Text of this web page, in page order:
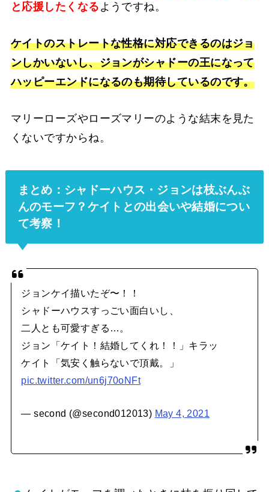
と応援したくなる ようですね。
ケイトのストレートな性格に対応できるのはジョ
ンしかいないし、ジョンがシャドーの王になって
ハッピーエンドになるのも期待しているのです。
マリーローズやローズマリーのような結末を見た
くないですからね。
まとめ：シャドーハウス・ジョンは枝ぶんぶ
んのモーフ？ ケイトとの出会いや結婚につい
て考察！
ジョンケイ描いたぞ〜！！
シャドーハウスすっごい面白いし、
二人とも可愛すぎる…。
ジョン「ケイト！結婚してくれ！！」キラッ
ケイト「気安く触らないで頂戴。」
pic.twitter.com/un6j70oNFt
— second (@second012013) May 4, 2021